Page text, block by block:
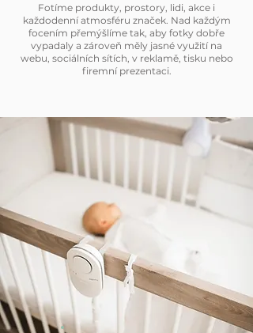
Fotíme produkty, prostory, lidi, akce i
každodenní atmosféru značek. Nad každým
focením přemýšlíme tak, aby fotky dobře
vypadaly a zároveň měly jasné využití na
webu, sociálních sítích, v reklamě, tisku nebo
firemní prezentaci.